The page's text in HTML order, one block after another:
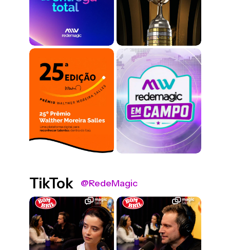
TikTok @RedeMagic